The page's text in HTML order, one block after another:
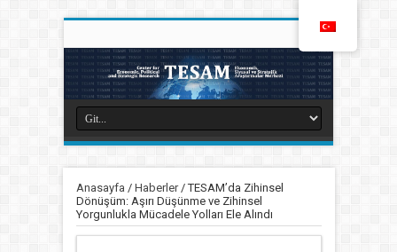
Anasayfa / Haberler/TESAM’da Zihinsel
Dönüşüm: Aşırı Düşünme ve Zihinsel
Yorgunlukla Mücadele Yolları Ele Alındı